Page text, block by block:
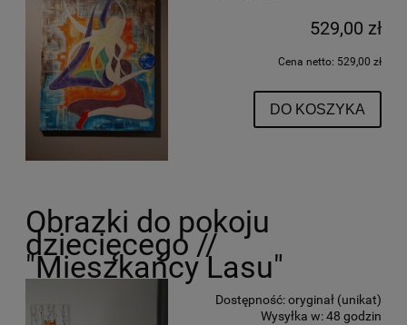
529,00 zł
Cena netto: 529,00 zł
DO KOSZYKA
Obrazki do pokoju
dziecięcego //
"Mieszkańcy Lasu"
Dostępność:oryginał (unikat)
Wysyłka w:48 godzin